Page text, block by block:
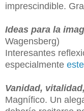
imprescindible.
Ideas para la
Wagensberg)
Interesantes
especialmente
Vanidad,
Magnífico. Un